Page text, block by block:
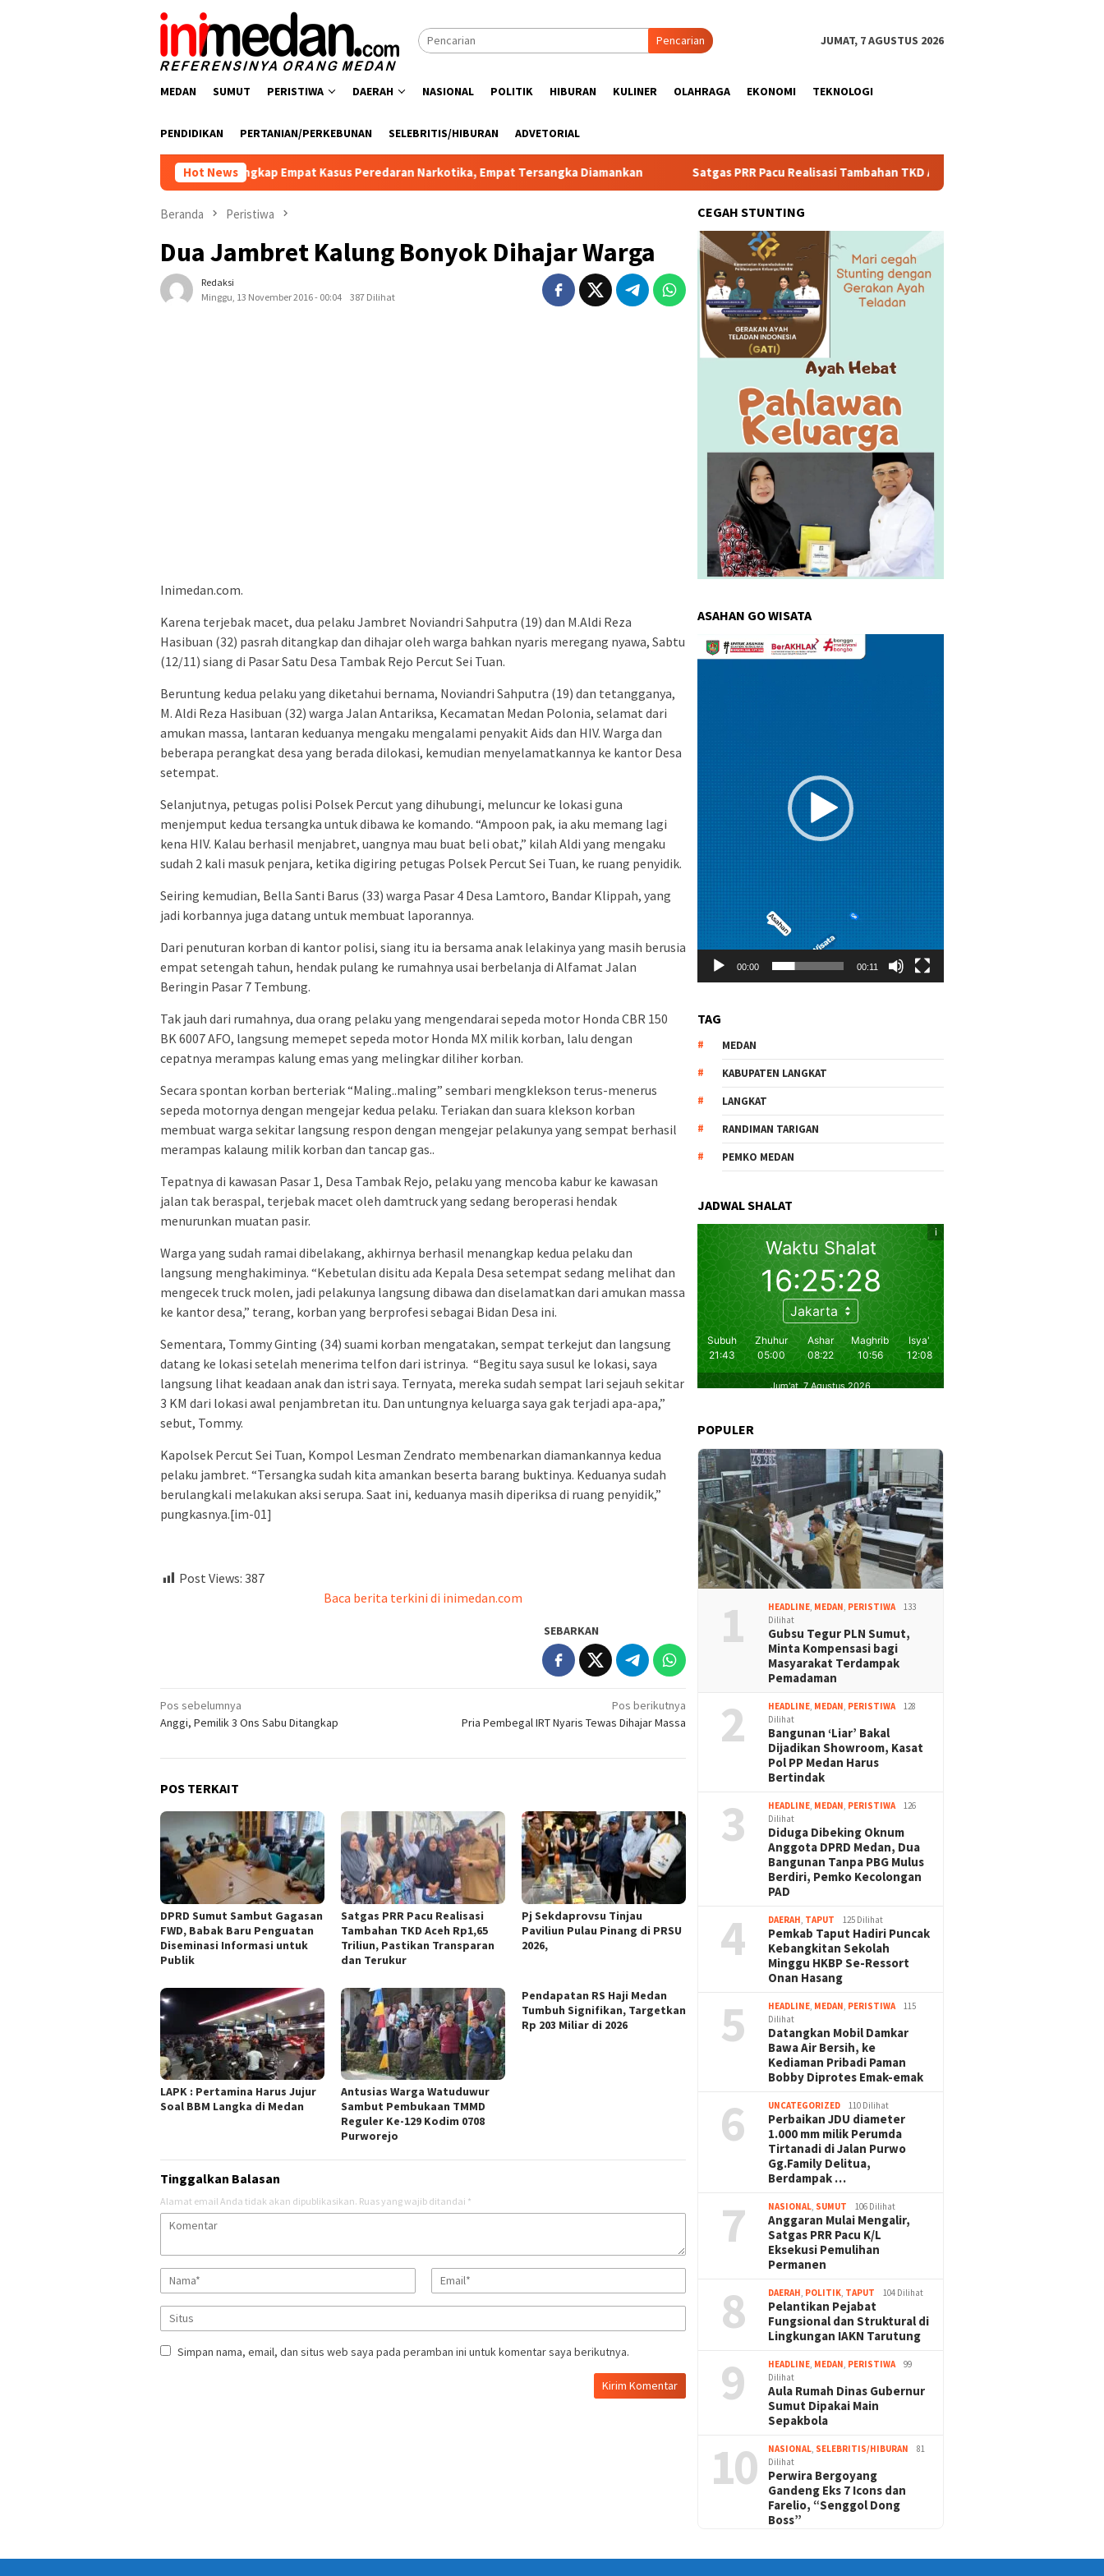
Pencarian JUMAT, 7 AGUSTUS 2026
MEDAN SUMUT PERISTIWA DAERAH NASIONAL POLITIK HIBURAN KULINER OLAHRAGA EKONOMI TEKNOLOGI
PENDIDIKAN PERTANIAN/PERKEBUNAN SELEBRITIS/HIBURAN ADVETORIAL
Hot News
Polres Batu Bara Ungkap Empat Kasus Peredaran Narkotika, Empat Tersangka Diamankan Satgas PRR Pacu Realisasi Tambahan TKD Aceh Rp1,65 Triliun, Pastikan Transparan
Beranda Peristiwa
Dua Jambret Kalung Bonyok Dihajar Warga
Redaksi
Minggu, 13 November 2016 - 00:04
387 Dilihat
Inimedan.com.
Karena terjebak macet, dua pelaku Jambret Noviandri Sahputra (19) dan M.Aldi Reza
Hasibuan (32) pasrah ditangkap dan dihajar oleh warga bahkan nyaris meregang nyawa, Sabtu
(12/11) siang di Pasar Satu Desa Tambak Rejo Percut Sei Tuan.
Beruntung kedua pelaku yang diketahui bernama, Noviandri Sahputra (19) dan tetangganya,
M. Aldi Reza Hasibuan (32) warga Jalan Antariksa, Kecamatan Medan Polonia, selamat dari
amukan massa, lantaran keduanya mengaku mengalami penyakit Aids dan HIV. Warga dan
beberapa perangkat desa yang berada dilokasi, kemudian menyelamatkannya ke kantor Desa
setempat.
Selanjutnya, petugas polisi Polsek Percut yang dihubungi, meluncur ke lokasi guna
menjemput kedua tersangka untuk dibawa ke komando. “Ampoon pak, ia aku memang lagi
kena HIV. Kalau berhasil menjabret, uangnya mau buat beli obat,” kilah Aldi yang mengaku
sudah 2 kali masuk penjara, ketika digiring petugas Polsek Percut Sei Tuan, ke ruang penyidik.
Seiring kemudian, Bella Santi Barus (33) warga Pasar 4 Desa Lamtoro, Bandar Klippah, yang
jadi korbannya juga datang untuk membuat laporannya.
Dari penuturan korban di kantor polisi, siang itu ia bersama anak lelakinya yang masih berusia
empat setengah tahun, hendak pulang ke rumahnya usai berbelanja di Alfamat Jalan
Beringin Pasar 7 Tembung.
Tak jauh dari rumahnya, dua orang pelaku yang mengendarai sepeda motor Honda CBR 150
BK 6007 AFO, langsung memepet sepeda motor Honda MX milik korban, lalu dengan
cepatnya merampas kalung emas yang melingkar diliher korban.
Secara spontan korban berteriak “Maling..maling” sembari mengklekson terus-menerus
sepeda motornya dengan mengejar kedua pelaku. Teriakan dan suara klekson korban
membuat warga sekitar langsung respon dengan mengejar pelakunya yang sempat berhasil
merampas kalaung milik korban dan tancap gas..
Tepatnya di kawasan Pasar 1, Desa Tambak Rejo, pelaku yang mencoba kabur ke kawasan
jalan tak beraspal, terjebak macet oleh damtruck yang sedang beroperasi hendak
menurunkan muatan pasir.
Warga yang sudah ramai dibelakang, akhirnya berhasil menangkap kedua pelaku dan
langsung menghakiminya. “Kebetulan disitu ada Kepala Desa setempat sedang melihat dan
mengecek truck molen, jadi pelakunya langsung dibawa dan diselamatkan dari amukan massa
ke kantor desa,” terang, korban yang berprofesi sebagai Bidan Desa ini.
Sementara, Tommy Ginting (34) suami korban mengatakan, sempat terkejut dan langsung
datang ke lokasi setelah menerima telfon dari istrinya. “Begitu saya susul ke lokasi, saya
langsung lihat keadaan anak dan istri saya. Ternyata, mereka sudah sempat lari sejauh sekitar
3 KM dari lokasi awal penjambretan itu. Dan untungnya keluarga saya gak terjadi apa-apa,”
sebut, Tommy.
Kapolsek Percut Sei Tuan, Kompol Lesman Zendrato membenarkan diamankannya kedua
pelaku jambret. “Tersangka sudah kita amankan beserta barang buktinya. Keduanya sudah
berulangkali melakukan aksi serupa. Saat ini, keduanya masih diperiksa di ruang penyidik,”
pungkasnya.[im-01]
Post Views: 387
Baca berita terkini di inimedan.com
SEBARKAN
Navigasi
pos
Pos sebelumnya
Anggi, Pemilik 3 Ons Sabu Ditangkap
Pos berikutnya
Pria Pembegal IRT Nyaris Tewas Dihajar Massa
POS TERKAIT
DPRD Sumut Sambut Gagasan
FWD, Babak Baru Penguatan
Diseminasi Informasi untuk
Publik
Satgas PRR Pacu Realisasi
Tambahan TKD Aceh Rp1,65
Triliun, Pastikan Transparan
dan Terukur
Pj Sekdaprovsu Tinjau
Paviliun Pulau Pinang di PRSU
2026,
LAPK : Pertamina Harus Jujur
Soal BBM Langka di Medan
Antusias Warga Watuduwur
Sambut Pembukaan TMMD
Reguler Ke-129 Kodim 0708
Purworejo
Pendapatan RS Haji Medan
Tumbuh Signifikan, Targetkan
Rp 203 Miliar di 2026
Tinggalkan Balasan
Alamat email Anda tidak akan dipublikasikan. Ruas yang wajib ditandai *
Simpan nama, email, dan situs web saya pada peramban ini untuk komentar saya berikutnya.
CEGAH STUNTING
ASAHAN GO WISATA
Pemutar
Video
00:00 00:11
TAG
MEDAN
KABUPATEN LANGKAT
LANGKAT
RANDIMAN TARIGAN
PEMKO MEDAN
JADWAL SHALAT
POPULER
1 HEADLINE, MEDAN, PERISTIWA
133
Dilihat
Gubsu Tegur PLN Sumut,
Minta Kompensasi bagi
Masyarakat Terdampak
Pemadaman
2 HEADLINE, MEDAN, PERISTIWA
128
Dilihat
Bangunan ‘Liar’ Bakal
Dijadikan Showroom, Kasat
Pol PP Medan Harus
Bertindak
3 HEADLINE, MEDAN, PERISTIWA
126
Dilihat
Diduga Dibeking Oknum
Anggota DPRD Medan, Dua
Bangunan Tanpa PBG Mulus
Berdiri, Pemko Kecolongan
PAD
4 DAERAH, TAPUT 125 Dilihat
Pemkab Taput Hadiri Puncak
Kebangkitan Sekolah
Minggu HKBP Se-Ressort
Onan Hasang
5 HEADLINE, MEDAN, PERISTIWA
115
Dilihat
Datangkan Mobil Damkar
Bawa Air Bersih, ke
Kediaman Pribadi Paman
Bobby Diprotes Emak-emak
6 UNCATEGORIZED 110 Dilihat
Perbaikan JDU diameter
1.000 mm milik Perumda
Tirtanadi di Jalan Purwo
Gg.Family Delitua,
Berdampak …
7 NASIONAL, SUMUT 106 Dilihat
Anggaran Mulai Mengalir,
Satgas PRR Pacu K/L
Eksekusi Pemulihan
Permanen
8 DAERAH, POLITIK, TAPUT 104 Dilihat
Pelantikan Pejabat
Fungsional dan Struktural di
Lingkungan IAKN Tarutung
9 HEADLINE, MEDAN, PERISTIWA
99
Dilihat
Aula Rumah Dinas Gubernur
Sumut Dipakai Main
Sepakbola
10 NASIONAL, SELEBRITIS/HIBURAN
81
Dilihat
Perwira Bergoyang
Gandeng Eks 7 Icons dan
Farelio, “Senggol Dong
Boss”